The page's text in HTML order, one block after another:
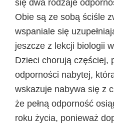
się dwa rodzaje
Obie są ze sobą ściśle
wspaniale się
jeszcze z lekcji biologii
Dzieci chorują częściej,
odporności nabytej,
wskazuje nabywa się z
że pełną odporność
roku życia, ponieważ